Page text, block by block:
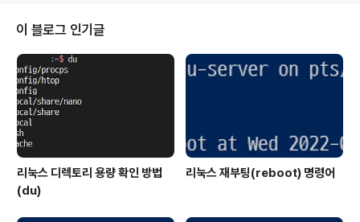
그대로 둡니다. Doc/View가 설정된 프로젝트에서 구조를
제거하기 위해서 입니다.Compound Document Supp
ort, Document Template Properties는 기본 설정을
사용합니다.그리고 Database Support도 기본 설정으
로 둡니..
이 블로그 인기글
리눅스 디렉토리 용량 확인 방법
(du)
리눅스 재부팅(reboot) 명령어